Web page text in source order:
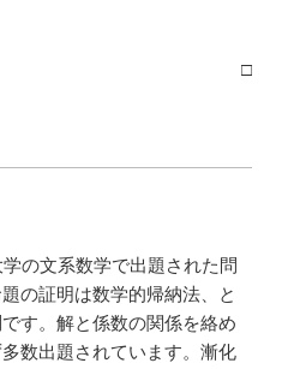
□
の文系数学で出題された問
の証明は数学的帰納法、と
す。解と係数の関係を絡め
数出題されています。漸化